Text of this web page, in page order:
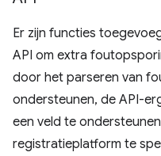
Er zijn functies
API om extra
door het parseren van
ondersteunen, de API-
een veld te
registratieplatform te